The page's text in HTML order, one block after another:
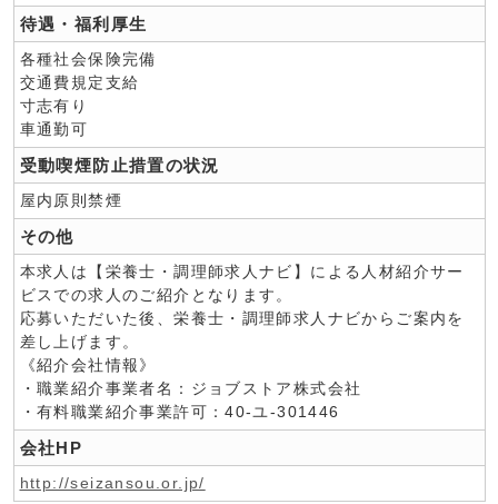
待遇・福利厚生
各種社会保険完備
交通費規定支給
寸志有り
車通勤可
受動喫煙防止措置の状況
屋内原則禁煙
その他
本求人は【栄養士・調理師求人ナビ】による人材紹介サー
ビスでの求人のご紹介となります。
応募いただいた後、栄養士・調理師求人ナビからご案内を
差し上げます。
《紹介会社情報》
・職業紹介事業者名：ジョブストア株式会社
・有料職業紹介事業許可：40-ユ-301446
会社HP
http://seizansou.or.jp/